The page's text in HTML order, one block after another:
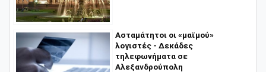
Ασταμάτητοι οι «μαϊμού»
λογιστές - Δεκάδες
τηλεφωνήματα σε
Αλεξανδρούπολη